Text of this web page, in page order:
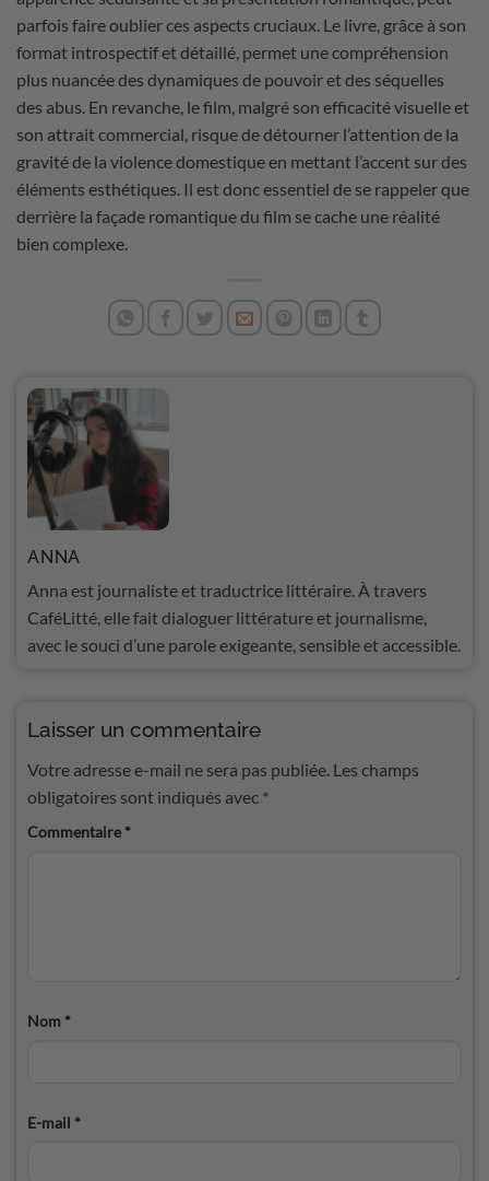
parfois faire oublier ces aspects cruciaux. Le livre, grâce à son
format introspectif et détaillé, permet une compréhension
plus nuancée des dynamiques de pouvoir et des séquelles
des abus. En revanche, le film, malgré son efficacité visuelle et
son attrait commercial, risque de détourner l’attention de la
gravité de la violence domestique en mettant l’accent sur des
éléments esthétiques. Il est donc essentiel de se rappeler que
derrière la façade romantique du film se cache une réalité
bien complexe.
ANNA
Anna est journaliste et traductrice littéraire. À travers
CaféLitté, elle fait dialoguer littérature et journalisme,
avec le souci d’une parole exigeante, sensible et accessible.
Laisser un commentaire
Votre adresse e-mail ne sera pas publiée. Les champs
obligatoires sont indiqués avec *
Commentaire *
Nom *
E-mail *